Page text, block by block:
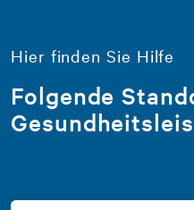
Hier finden Sie Hilfe
Folgende